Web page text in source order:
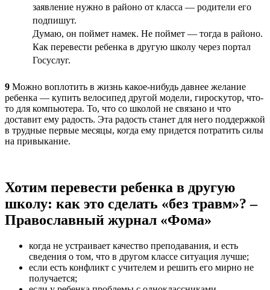
заявление нужно в районо от класса — родители его
подпишут.
Думаю, он поймет намек. Не поймет — тогда в районо.
Как перевести ребенка в другую школу через портал
Госуслуг.
9 Можно воплотить в жизнь какое-нибудь давнее желание
ребенка — купить велосипед другой модели, гироскутор, что-
то для компьютера. То, что со школой не связано и что
доставит ему радость. Эта радость станет для него поддержкой
в трудные первые месяцы, когда ему придется потратить силы
на привыкание.
Хотим перевести ребенка в другую
школу: как это сделать «без травм»? –
Православный журнал «Фома»
когда не устраивает качество преподавания, и есть
сведения о том, что в другом классе ситуация лучше;
если есть конфликт с учителем и решить его мирно не
получается;